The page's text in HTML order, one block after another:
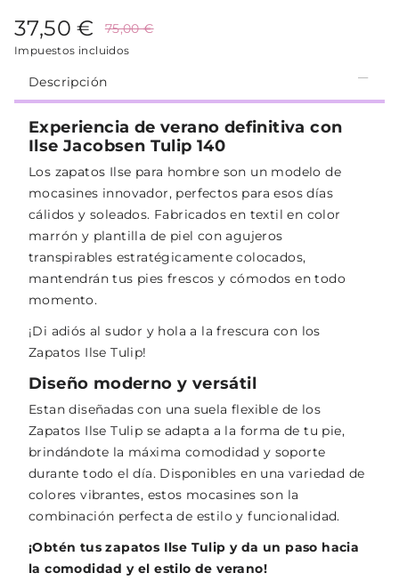
37,50 € 75,00 €
Impuestos incluidos
Descripción
Experiencia de verano definitiva con
Ilse Jacobsen Tulip 140
Los zapatos Ilse para hombre son un modelo de
mocasines innovador, perfectos para esos días
cálidos y soleados. Fabricados en textil en color
marrón y plantilla de piel con agujeros
transpirables estratégicamente colocados,
mantendrán tus pies frescos y cómodos en todo
momento.
¡Di adiós al sudor y hola a la frescura con los
Zapatos Ilse Tulip!
Diseño moderno y versátil
Estan diseñadas con una suela flexible de los
Zapatos Ilse Tulip se adapta a la forma de tu pie,
brindándote la máxima comodidad y soporte
durante todo el día. Disponibles en una variedad de
colores vibrantes, estos mocasines son la
combinación perfecta de estilo y funcionalidad.
¡Obtén tus zapatos Ilse Tulip y da un paso hacia
la comodidad y el estilo de verano!